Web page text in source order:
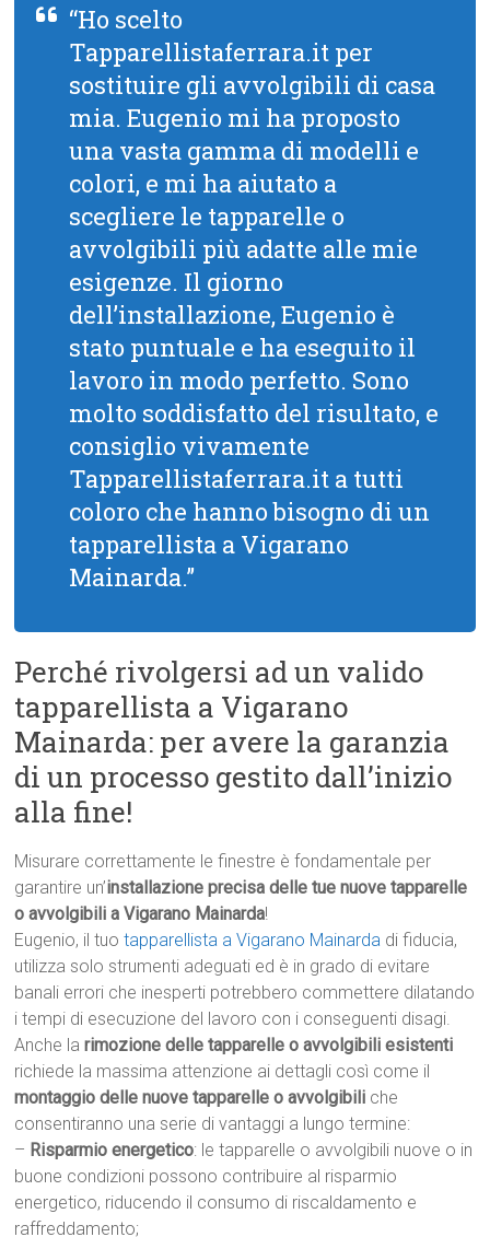
“Ho scelto
Tapparellistaferrara.it per
sostituire gli avvolgibili di casa
mia. Eugenio mi ha proposto
una vasta gamma di modelli e
colori, e mi ha aiutato a
scegliere le tapparelle o
avvolgibili più adatte alle mie
esigenze. Il giorno
dell’installazione, Eugenio è
stato puntuale e ha eseguito il
lavoro in modo perfetto. Sono
molto soddisfatto del risultato, e
consiglio vivamente
Tapparellistaferrara.it a tutti
coloro che hanno bisogno di un
tapparellista a Vigarano
Mainarda.”
Perché rivolgersi ad un valido
tapparellista a Vigarano
Mainarda: per avere la garanzia
di un processo gestito dall’inizio
alla fine!
Misurare correttamente le finestre è fondamentale per
garantire un’installazione precisa delle tue nuove tapparelle
o avvolgibili a Vigarano Mainarda!
Eugenio, il tuotapparellista a Vigarano Mainarda di fiducia,
utilizza solo strumenti adeguati ed è in grado di evitare
banali errori che inesperti potrebbero commettere dilatando
i tempi di esecuzione del lavoro con i conseguenti disagi.
Anche larimozione delle tapparelle o avvolgibili esistenti
richiede la massima attenzione ai dettagli così come il
montaggio delle nuove tapparelle o avvolgibili che
consentiranno una serie di vantaggi a lungo termine:
– Risparmio energetico: le tapparelle o avvolgibili nuove o in
buone condizioni possono contribuire al risparmio
energetico, riducendo il consumo di riscaldamento e
raffreddamento;